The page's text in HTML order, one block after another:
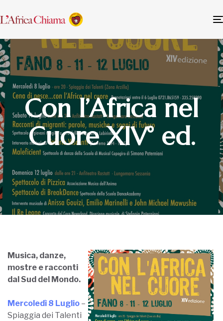
Con l’Africa nel
Cuore XIV° ed.
Musica, danze,
mostre e racconti
dal Sud del Mondo.
Mercoledì 8 Luglio –
Spiaggia dei Talenti